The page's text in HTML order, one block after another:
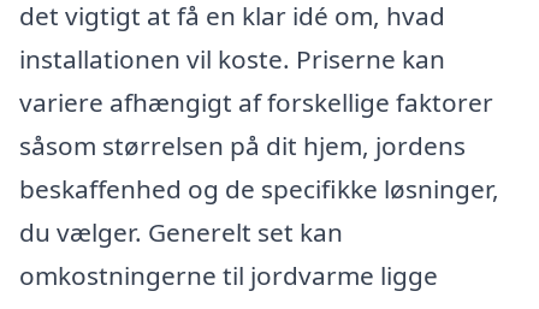
det vigtigt at få en klar idé om, hvad
installationen vil koste. Priserne kan
variere afhængigt af forskellige faktorer
såsom størrelsen på dit hjem, jordens
beskaffenhed og de specifikke løsninger,
du vælger. Generelt set kan
omkostningerne til jordvarme ligge